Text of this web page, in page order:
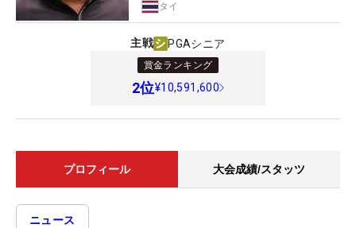
タイ
主戦 PGAシニア
賞金ランキング
2位¥10,591,600
プロフィール 大会成績/スタッツ
ニュース